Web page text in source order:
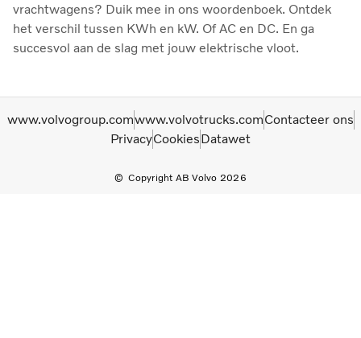
vrachtwagens? Duik mee in ons woordenboek. Ontdek
het verschil tussen KWh en kW. Of AC en DC. En ga
succesvol aan de slag met jouw elektrische vloot.
Copyright AB Volvo 2026
www.volvogroup.comwww.volvotrucks.comContacteer ons
PrivacyCookiesDatawet